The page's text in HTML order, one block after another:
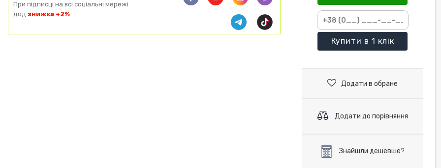
При підписці на всі соціальні мережі
дод.знижка +2%
Купити в 1 клік
Додати в обране
Додати до порівняння
Знайшли дешевше?